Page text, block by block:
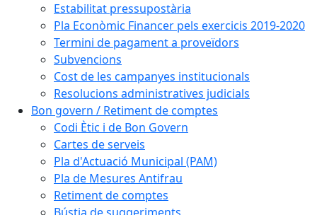
Estabilitat pressupostària
Pla Econòmic Financer pels exercicis 2019-2020
Termini de pagament a proveïdors
Subvencions
Cost de les campanyes institucionals
Resolucions administratives judicials
Bon govern / Retiment de comptes
Codi Ètic i de Bon Govern
Cartes de serveis
Pla d'Actuació Municipal (PAM)
Pla de Mesures Antifrau
Retiment de comptes